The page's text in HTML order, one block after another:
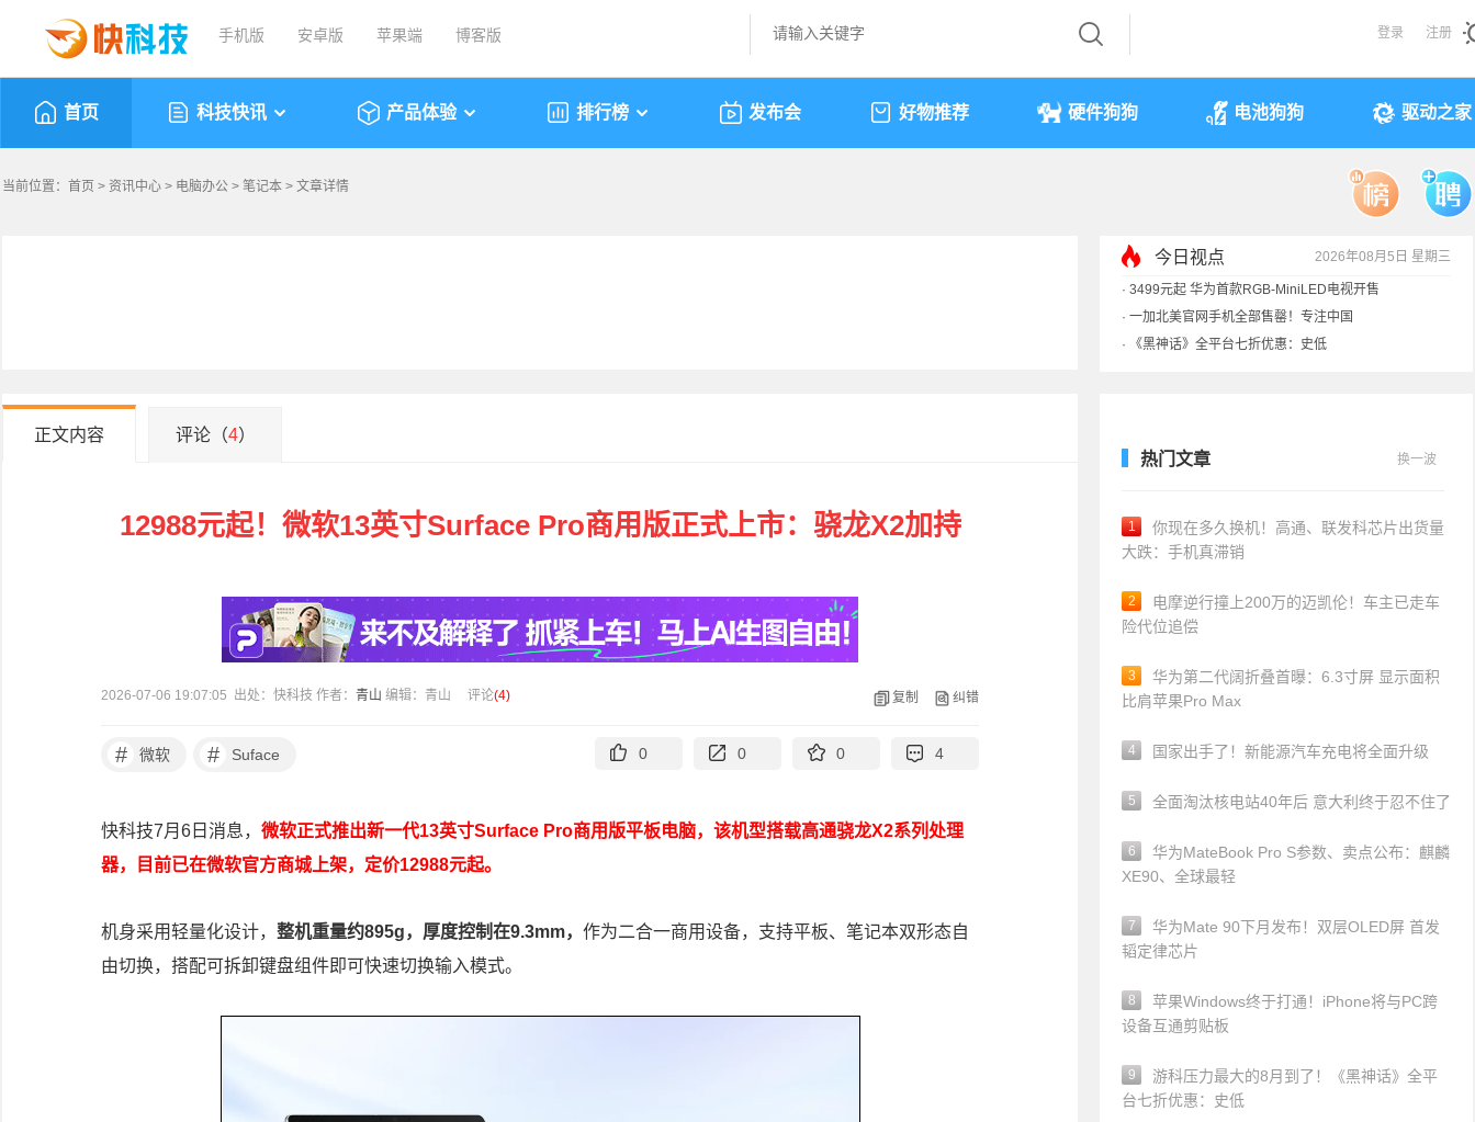
手机版 安卓版 苹果端 博客版 登录 注册
首页 科技快讯 产品体验 排行榜 发布会 好物推荐 硬件狗狗 电池狗狗 驱动之家
当前位置： 首页 > 资讯中心 > 电脑办公 > 笔记本 > 文章详情
今日视点 2026年08月5日 星期三
·一加北美官网手机全部售罄！专注中国
· 《黑神话》全平台七折优惠：史低
· 显卡一夜涨价40%！原价预售订单直接作废
正文内容 评论（4）
12988元起！微软13英寸Surface Pro商用版正式上市：骁龙X2加持
2026-07-06 19:07:05 出处：快科技 作者： 青山 编辑：青山 评论(4) 复制 纠错
# 微软 # Suface 0 0 0 4
快科技7月6日消息， 微软正式推出新一代13英寸Surface Pro商用版平板电脑，该机型搭载高通骁龙X2系列处理
器，目前已在微软官方商城上架，定价12988元起。
机身采用轻量化设计， 整机重量约895g，厚度控制在9.3mm， 作为二合一商用设备，支持平板、笔记本双形态自
由切换，搭配可拆卸键盘组件即可快速切换输入模式。
热门文章 换一波
1
你现在多久换机！高通、联发科芯片出货量
大跌：手机真滞销
2
电摩逆行撞上200万的迈凯伦！车主已走车
险代位追偿
3
华为第二代阔折叠首曝：6.3寸屏 显示面积
比肩苹果Pro Max
4 国家出手了！新能源汽车充电将全面升级
5 全面淘汰核电站40年后 意大利终于忍不住了
6
华为MateBook Pro S参数、卖点公布：麒麟
XE90、全球最轻
7
华为Mate 90下月发布！双层OLED屏 首发
韬定律芯片
8
苹果Windows终于打通！iPhone将与PC跨
设备互通剪贴板
9
游科压力最大的8月到了！《黑神话》全平
台七折优惠：史低